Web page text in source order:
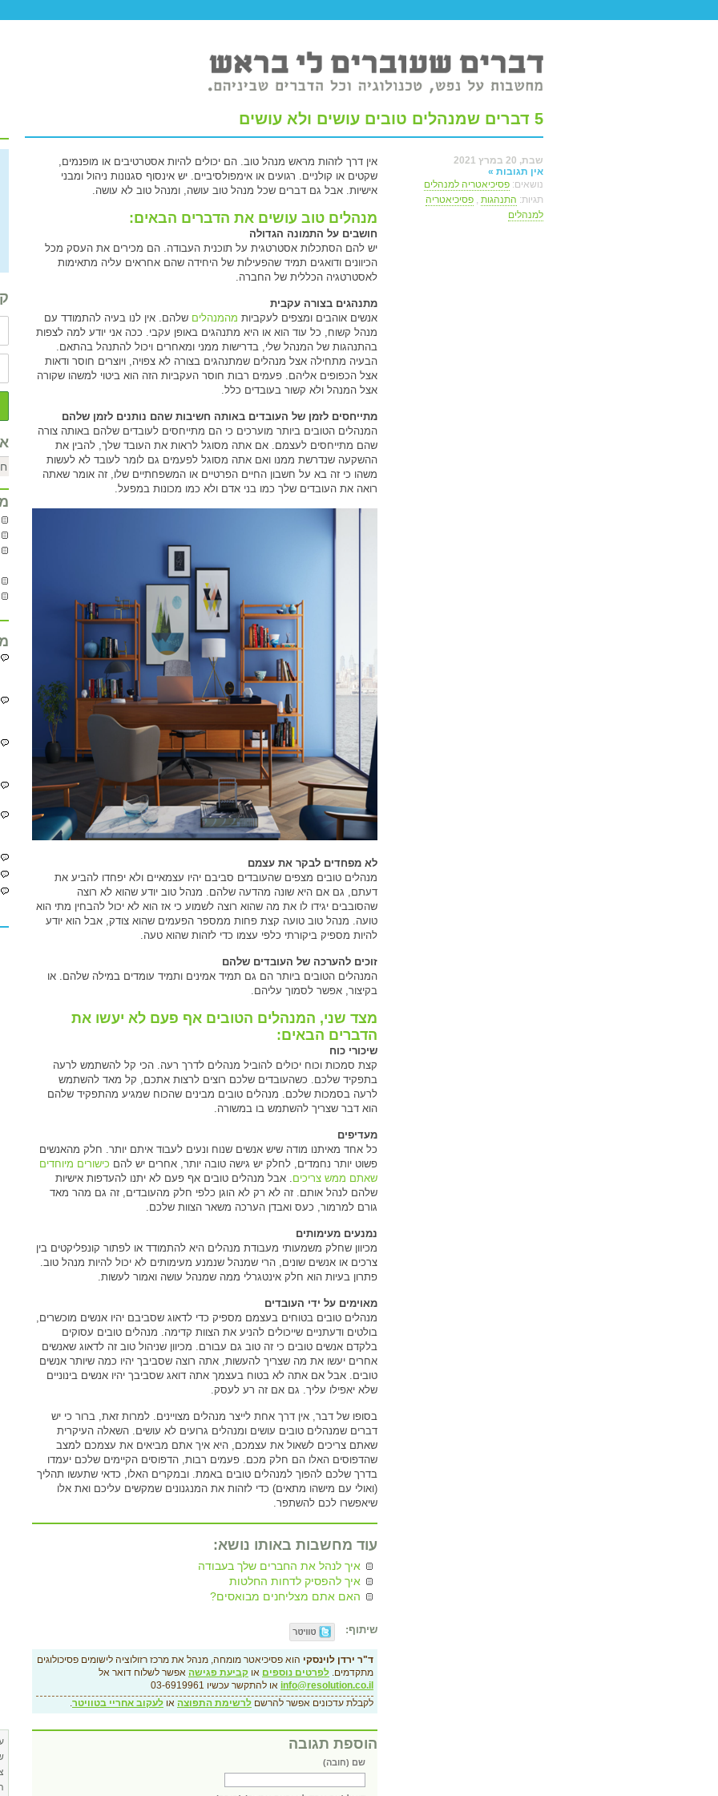
5 דברים שמנהלים טובים עושים ולא עושים
שבת, 20 במרץ 2021
אין תגובות »
נושאים: פסיכיאטריה למנהלים
תגיות: התנהגות , פסיכיאטריה
למנהלים
אין דרך לזהות מראש מנהל טוב. הם יכולים להיות אסטרטיבים או מופנמים,
שקטים או קולניים. רגועים או אימפולסיביים. יש אינסוף סגנונות ניהול ומבני
אישיות. אבל גם דברים שכל מנהל טוב עושה, ומנהל טוב לא עושה.
מנהלים טוב עושים את הדברים הבאים:
חושבים על התמונה הגדולה
יש להם הסתכלות אסטרטגית על תוכנית העבודה. הם מכירים את העסק מכל
הכיוונים ודואגים תמיד שהפעילות של היחידה שהם אחראים עליה מתאימות
לאסטרטגיה הכללית של החברה.
מתנהגים בצורה עקבית
אנשים אוהבים ומצפים לעקביות מהמנהלים שלהם. אין לנו בעיה להתמודד עם
מנהל קשוח, כל עוד הוא או היא מתנהגים באופן עקבי. ככה אני יודע למה לצפות
בהתנהגות של המנהל שלי, בדרישות ממני ומאחרים ויכול להתנהל בהתאם.
הבעיה מתחילה אצל מנהלים שמתנהגים בצורה לא צפויה, ויוצרים חוסר ודאות
אצל הכפופים אליהם. פעמים רבות חוסר העקביות הזה הוא ביטוי למשהו שקורה
אצל המנהל ולא קשור בעובדים כלל.
מתייחסים לזמן של העובדים באותה חשיבות שהם נותנים לזמן שלהם
המנהלים הטובים ביותר מוערכים כי הם מתייחסים לעובדים שלהם באותה צורה
שהם מתייחסים לעצמם. אם אתה מסוגל לראות את העובד שלך, להבין את
ההשקעה שנדרשת ממנו ואם אתה מסוגל לפעמים גם לומר לעובד לא לעשות
משהו כי זה בא על חשבון החיים הפרטיים או המשפחתיים שלו, זה אומר שאתה
רואה את העובדים שלך כמו בני אדם ולא כמו מכונות במפעל.
לא מפחדים לבקר את עצמם
מנהלים טובים מצפים שהעובדים סביבם יהיו עצמאיים ולא יפחדו להביע את
דעתם, גם אם היא שונה מהדעה שלהם. מנהל טוב יודע שהוא לא רוצה
שהסובבים יגידו לו את מה שהוא רוצה לשמוע כי אז הוא לא יכול להבחין מתי הוא
טועה. מנהל טוב טועה קצת פחות ממספר הפעמים שהוא צודק, אבל הוא יודע
להיות מספיק ביקורתי כלפי עצמו כדי לזהות שהוא טעה.
זוכים להערכה של העובדים שלהם
המנהלים הטובים ביותר הם גם תמיד אמינים ותמיד עומדים במילה שלהם. או
בקיצור, אפשר לסמוך עליהם.
מצד שני, המנהלים הטובים אף פעם לא יעשו את
הדברים הבאים:
שיכורי כוח
קצת סמכות וכוח יכולים להוביל מנהלים לדרך רעה. הכי קל להשתמש לרעה
בתפקיד שלכם. כשהעובדים שלכם רוצים לרצות אתכם, קל מאד להשתמש
לרעה בסמכות שלכם. מנהלים טובים מבינים שהכוח שמגיע מהתפקיד שלהם
הוא דבר שצריך להשתמש בו במשורה.
מעדיפים
כל אחד מאיתנו מודה שיש אנשים שנוח ונעים לעבוד איתם יותר. חלק מהאנשים
פשוט יותר נחמדים, לחלק יש גישה טובה יותר, אחרים יש להם כישורים מיוחדים
שאתם ממש צריכים. אבל מנהלים טובים אף פעם לא יתנו להעדפות אישיות
שלהם לנהל אותם. זה לא רק לא הוגן כלפי חלק מהעובדים, זה גם מהר מאד
גורם למרמור, כעס ואבדן הערכה משאר הצוות שלכם.
נמנעים מעימותים
מכיוון שחלק משמעותי מעבודת מנהלים היא להתמודד או לפתור קונפליקטים בין
צרכים או אנשים שונים, הרי שמנהל שנמנע מעימותים לא יכול להיות מנהל טוב.
פתרון בעיות הוא חלק אינטגרלי ממה שמנהל עושה ואמור לעשות.
מאוימים על ידי העובדים
מנהלים טובים בטוחים בעצמם מספיק כדי לדאוג שסביבם יהיו אנשים מוכשרים,
בולטים ודעתניים שייכולים להניע את הצוות קדימה. מנהלים טובים עסוקים
בלקדם אנשים טובים כי זה טוב גם עבורם. מכיוון שניהול טוב זה לדאוג שאנשים
אחרים יעשו את מה שצריך להעשות, אתה רוצה שסביבך יהיו כמה שיותר אנשים
טובים. אבל אם אתה לא בטוח בעצמך אתה דואג שסביבך יהיו אנשים בינוניים
שלא יאפילו עליך. גם אם זה רע לעסק.
בסופו של דבר, אין דרך אחת לייצר מנהלים מצויינים. למרות זאת, ברור כי יש
דברים שמנהלים טובים עושים ומנהלים גרועים לא עושים. השאלה העיקרית
שאתם צריכים לשאול את עצמכם, היא איך אתם מביאים את עצמכם למצב
שהדפוסים האלו הם חלק מכם. פעמים רבות, הדפוסים הקיימים שלכם יעמדו
בדרך שלכם להפוך למנהלים טובים באמת. ובמקרים האלו, כדאי שתעשו תהליך
(ואולי עם מישהו מתאים) כדי לזהות את המנגנונים שמקשים עליכם ואת אלו
שיאפשרו לכם להשתפר.
עוד מחשבות באותו נושא:
איך לנהל את החברים שלך בעבודה
איך להפסיק לדחות החלטות
האם אתם מצליחנים מבואסים?
שיתוף:
ד"ר ירדן לוינסקי הוא פסיכיאטר מומחה, מנהל את מרכז רזולוציה לישומים פסיכולוגים
מתקדמים. לפרטים נוספים או קביעת פגישה אפשר לשלוח דואר אל
info@resolution.co.il או להתקשר עכשיו 03-6919961
לקבלת עדכונים אפשר להרשם לרשימת התפוצה או לעקוב אחריי בטוויטר.
הוספת תגובה
שם (חובה)